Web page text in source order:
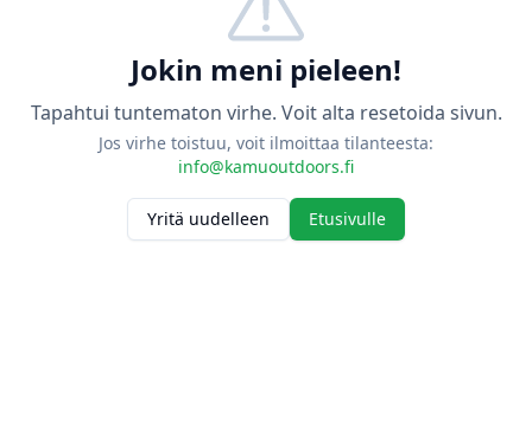
Jokin meni pieleen!
Tapahtui tuntematon virhe. Voit alta resetoida sivun.
Jos virhe toistuu, voit ilmoittaa tilanteesta:
info@kamuoutdoors.fi
Yritä uudelleen Etusivulle